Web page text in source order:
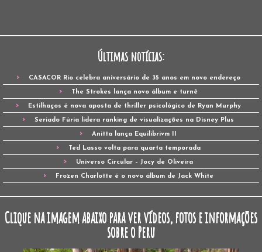
Últimas notícias:
CASACOR Rio celebra aniversário de 35 anos em novo endereço
The Strokes lança novo álbum e turnê
Estilhaços é nova aposta de thriller psicológico de Ryan Murphy
Seriado Fúria lidera ranking de visualizações na Disney Plus
Anitta lança Equilibrivm II
Ted Lasso volta para quarta temporada
Universo Circular – Jocy de Oliveira
Frozen Charlotte é o novo álbum de Jack White
Clique na imagem abaixo para ver vídeos, fotos e informações
sobre o Peru